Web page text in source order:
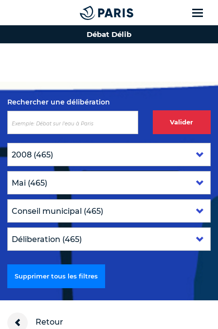
Top of the page
Débat Délib
Rechercher une délibération
Valider
Supprimer tous les filtres
Retour